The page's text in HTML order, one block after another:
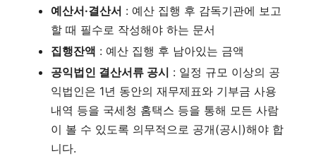
예산서·결산서 : 예산 집행 후 감독기관에 보고
할 때 필수로 작성해야 하는 문서
집행잔액 : 예산 집행 후 남아있는 금액
공익법인 결산서류 공시 : 일정 규모 이상의 공
익법인은 1년 동안의 재무제표와 기부금 사용
내역 등을 국세청 홈택스 등을 통해 모든 사람
이 볼 수 있도록 의무적으로 공개(공시)해야 합
니다.